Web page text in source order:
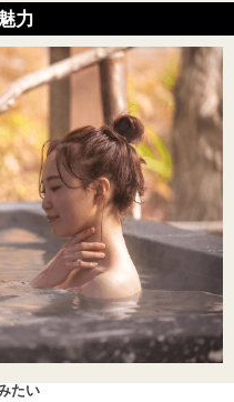
力
たい